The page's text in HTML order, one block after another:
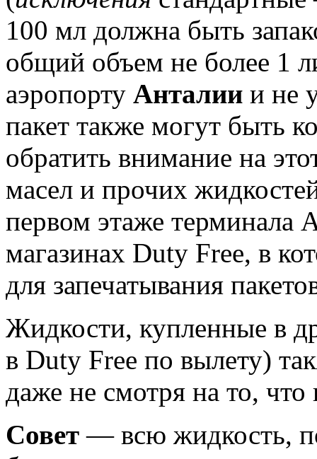
100 мл должна быть
общий объем не более 1
аэропорту Анталии и не
пакет также могут быть
обратить внимание на
масел и прочих
первом этаже терминала
магазинах Duty Free, в
для запечатывания
Жидкости, купленные в
в Duty Free по вылету)
даже не смотря на то, что
Совет — всю жидкость,